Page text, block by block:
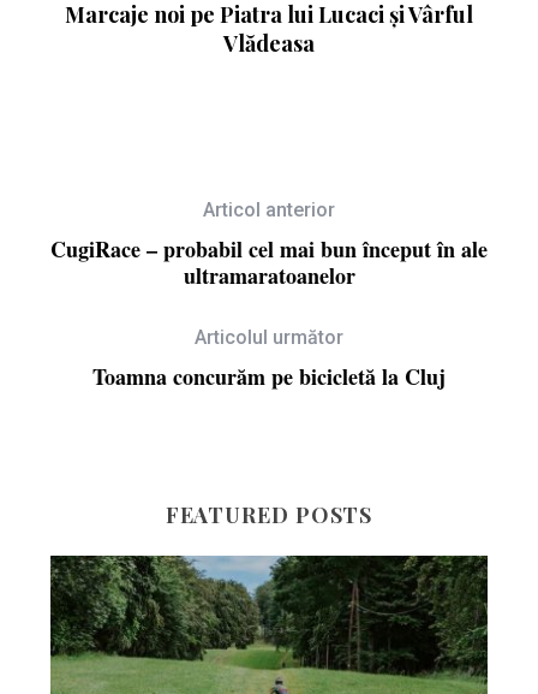
Marcaje noi pe Piatra lui Lucaci și Vârful
Vlădeasa
Articol anterior
CugiRace – probabil cel mai bun început în ale
ultramaratoanelor
Articolul următor
Toamna concurăm pe bicicletă la Cluj
FEATURED POSTS